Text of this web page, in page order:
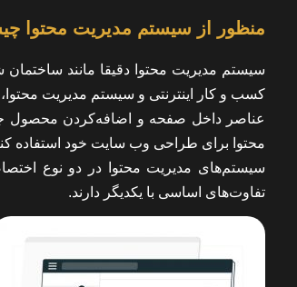
منظور از سیستم مدیریت محتوا
سیستم مدیریت محتوا دقیقا مانند
کسب و کار اینترنتی و سیستم مدیریت
عناصر داخل صفحه و اضافه‌کردن محصول
محتوا برای طراحی وب سایت خود استفاده
سیستم‌های مدیریت محتوا در دو نوع
تفاوت‌های اساسی با یکدیگر دارند.